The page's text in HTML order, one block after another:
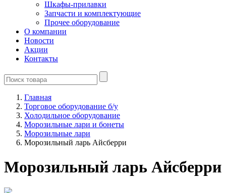
Шкафы-прилавки
Запчасти и комплектующие
Прочее оборудование
О компании
Новости
Акции
Контакты
Главная
Торговое оборудование б/у
Холодильное оборудование
Морозильные лари и бонеты
Морозильные лари
Морозильный ларь Айсберри
Морозильный ларь Айсберри